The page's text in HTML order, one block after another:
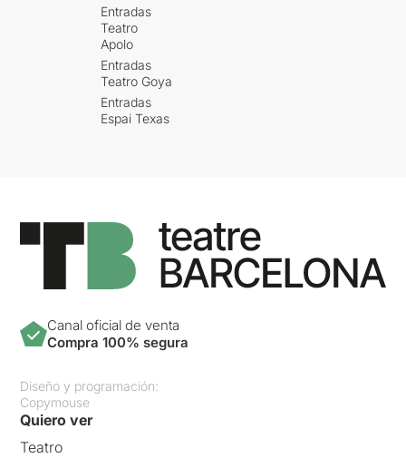
Entradas
Teatro
Apolo
Entradas
Teatro Goya
Entradas
Espai Texas
Canal oficial de venta
Compra 100% segura
Diseño y programación:
Copymouse
Quiero ver
Teatro